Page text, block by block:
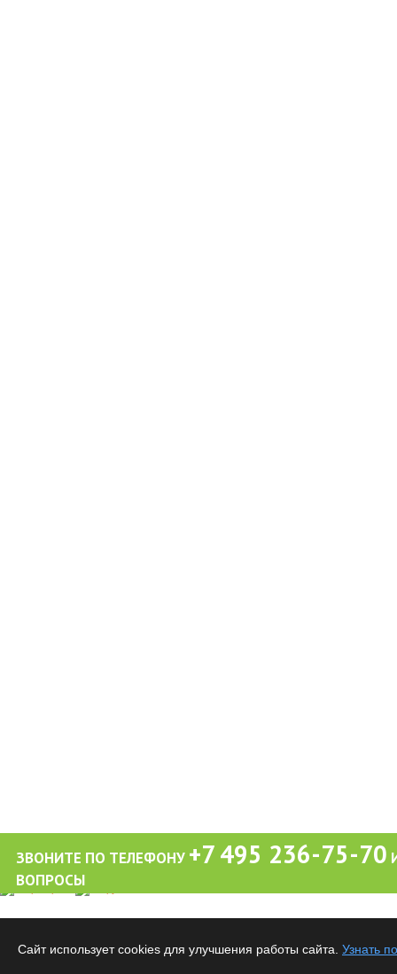
ЗВОНИТЕ ПО ТЕЛЕФОНУ +7 495 236-75-70
ВОПРОСЫ
Все материалы данного сайта являются объектами авторского права. Запрещается
Сайт использует cookies для улучшения работы сайта. Узнать